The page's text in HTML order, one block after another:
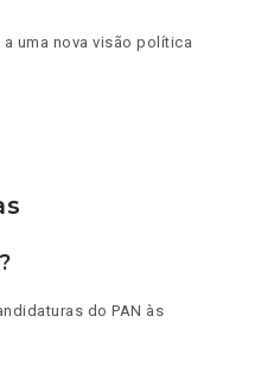
uma nova visão política
do PAN às